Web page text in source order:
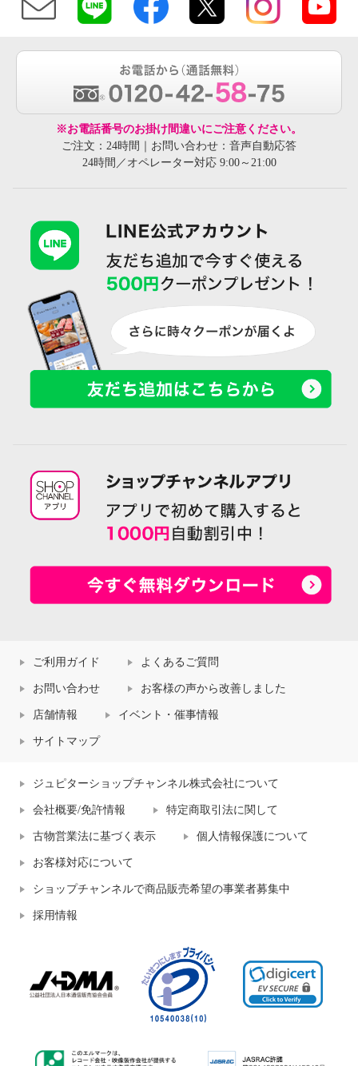
※お電話番号のお掛け間違いにご注意ください。
ご注文：24時間｜お問い合わせ：音声自動応答
24時間／オペレーター対応 9:00～21:00
ご利用ガイド よくあるご質問
お問い合わせ お客様の声から改善しました
店舗情報 イベント・催事情報
サイトマップ
ジュピターショップチャンネル株式会社について
会社概要/免許情報 特定商取引法に関して
古物営業法に基づく表示 個人情報保護について
お客様対応について
ショップチャンネルで商品販売希望の事業者募集中
採用情報